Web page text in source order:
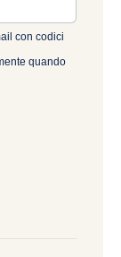
con codici
quando